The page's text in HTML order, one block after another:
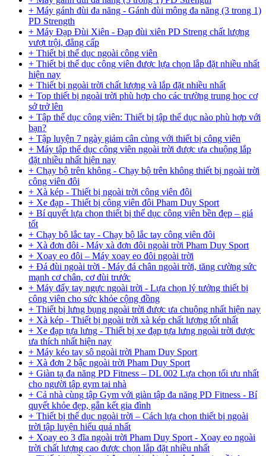
+ Máy gánh đùi đa năng - Gánh đùi mông đa năng (3 trong 1)
PD Strength
+ Máy Đạp Đùi Xiên - Đạp đùi xiên PD Streng chất lượng
vượt trội, đẳng cấp
+ Thiết bị thể dục ngoài công viên
+ Thiết bị thể dục công viên được lựa chọn lắp đặt nhiều nhất
hiện nay
+ Thiết bị ngoài trời chất lượng và lắp đặt nhiều nhất
+ Top thiết bị ngoài trời phù hợp cho các trường trung học cơ
sở trở lên
+ Tập thể dục công viên: Thiết bị tập thể dục nào phù hợp với
bạn?
+ Tập luyện 7 ngày giảm cân cùng với thiết bị công viên
+ Máy tập thể dục công viên ngoài trời được ưa chuộng lắp
đặt nhiều nhất hiện nay
+ Chạy bộ trên không - Chạy bộ trên không thiết bị ngoài trời
công viên đôi
+ Xà kép - Thiết bị ngoài trời công viên đôi
+ Xe đạp - Thiết bị công viên đôi Pham Duy Sport
+ Bí quyết lựa chọn thiết bị thể dục công viên bền đẹp – giá
tốt
+ Chạy bộ lắc tay - Chạy bộ lắc tay công viên đôi
+ Xà đơn đôi - Máy xà đơn đôi ngoài trời Pham Duy Sport
+ Xoay eo đôi – Máy xoay eo đôi ngoài trời
+ Đá đùi ngoài trời - Máy đá chân ngoài trời, tăng cường sức
mạnh cơ chân, cơ đùi trước
+ Máy đẩy tay ngực ngoài trời - Lựa chọn lý tưởng thiết bị
công viên cho sức khỏe cộng đồng
+ Thiết bị lưng bụng ngoài trời được ưa chuộng nhất hiện nay
+ Xà kép - Thiết bị ngoài trời xà kép chất lượng tốt nhất
+ Xe đạp tựa lưng - Thiết bị xe đạp tựa lưng ngoài trời được
ưa thích nhất hiện nay
+ Máy kéo tay sô ngoài trời Pham Duy Sport
+ Xà đơn 2 bậc ngoài trời Pham Duy Sport
+ Giàn tạ đa năng PD Fitness – DL 002 Lựa chọn tối ưu nhất
cho người tập gym tại nhà
+ Cả nhà cùng tập Gym với giàn tập đa năng PD Fitness - Bí
quyết khỏe đẹp, gắn kết gia đình
+ Thiết bị thể dục ngoài trời – Cách lựa chọn thiết bị ngoài
trời tập luyện hiểu quả nhất
+ Xoay eo 3 đĩa ngoài trời Pham Duy Sport - Xoay eo ngoài
trời chất lượng cao được chọn lắp đặt nhiều nhất